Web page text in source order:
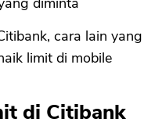
cara lain yang
limit di mobile
di Citibank